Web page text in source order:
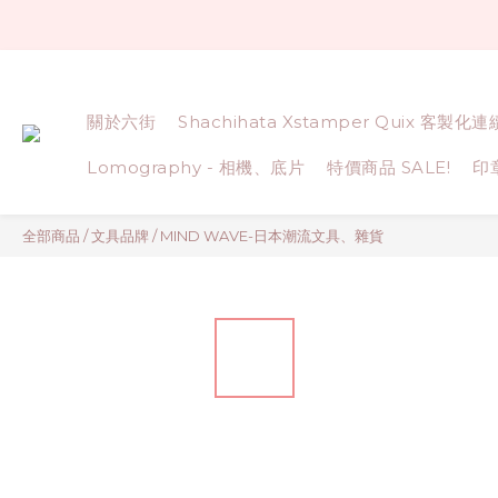
關於六街 Shachihata Xstamper Quix 客製化連
Lomography - 相機、底片 特價商品 SALE! 印
全部商品 /文具品牌 /MIND WAVE-日本潮流文具、雜貨